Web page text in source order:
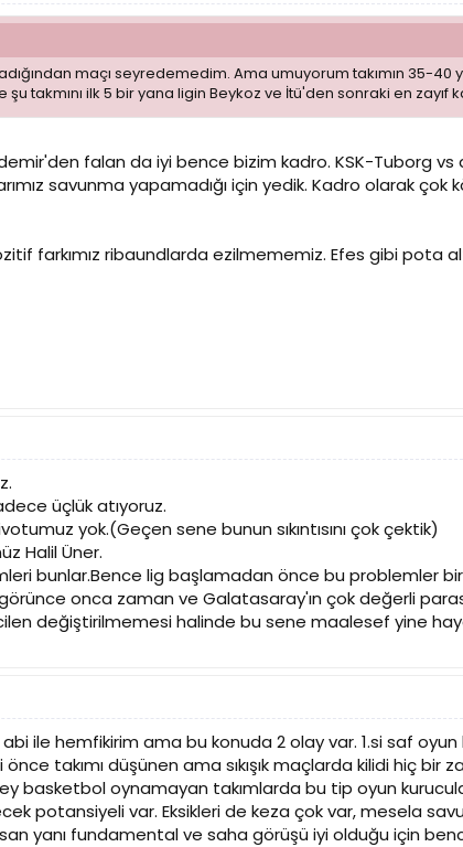
maçı seyredemedim. Ama umuyorum takımın 35-
şu takmını ilk 5 bir yana ligin Beykoz ve İtü'den sonraki en
falan da iyi bence bizim kadro. KSK-Tuborg
savunma yapamadığı için yedik. Kadro olarak
farkımız ribaundlarda ezilmememiz. Efes gibi pota
üçlük atıyoruz.
yok.(Geçen sene bunun sıkıntısını çok çektik)
Halil Üner.
bunlar.Bence lig başlamadan önce bu problemler
onca zaman ve Galatasaray'ın çok değerli
değiştirilmemesi halinde bu sene maalesef yine hayal
ile hemfikirim ama bu konuda 2 olay var. 1.si saf
takımı düşünen ama sıkışık maçlarda kilidi hiç
basketbol oynamayan takımlarda bu tip oyun
potansiyeli var. Eksikleri de keza çok var, mesela
yanı fundamental ve saha görüşü iyi olduğu için